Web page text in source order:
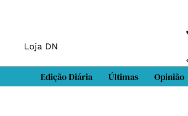
Loja DN
Edição Diária Últimas Opinião